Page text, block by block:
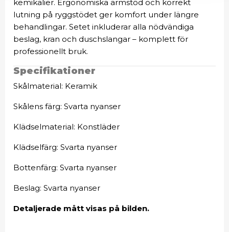
kemikalier. Ergonomiska armstöd och korrekt
lutning på ryggstödet ger komfort under längre
behandlingar. Setet inkluderar alla nödvändiga
beslag, kran och duschslangar – komplett för
professionellt bruk.
Specifikationer
Skålmaterial: Keramik
Skålens färg: Svarta nyanser
Klädselmaterial: Konstläder
Klädselfärg: Svarta nyanser
Bottenfärg: Svarta nyanser
Beslag: Svarta nyanser
Detaljerade mått visas på bilden.